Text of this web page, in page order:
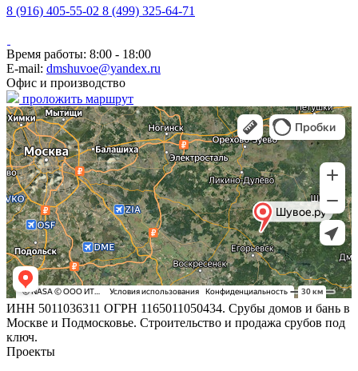
8 (916) 405-55-02 8 (499) 325-64-71
Время работы: 8:00 - 18:00
E-mail: dmshuvoe@yandex.ru
Офис и производство
проложить маршрут
ИНН 5011036311 ОГРН 1165011050434. Срубы домов и бань в
Москве и Подмосковье. Строительство и продажа срубов под
ключ.
Проекты